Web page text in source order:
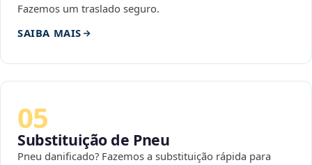
Fazemos um traslado seguro.
SAIBA MAIS
05
Substituição de Pneu
Pneu danificado? Fazemos a substituição rápida para